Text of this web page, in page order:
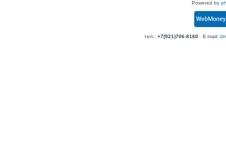
Powered by
тел.: +7(921)706-8160E-mail: